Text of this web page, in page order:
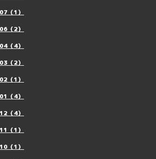
（1）
（2）
（4）
（2）
（1）
（4）
（4）
（1）
（1）